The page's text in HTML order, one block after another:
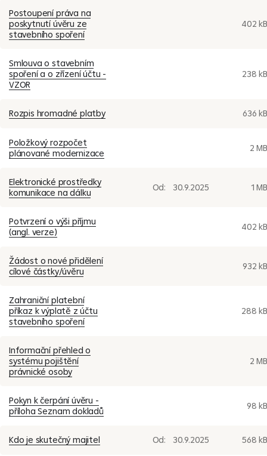
Postoupení práva na
poskytnutí úvěru ze
stavebního spoření
402 kB
Smlouva o stavebním
spoření a o zřízení účtu -
VZOR
238 kB
Rozpis hromadné platby 636 kB
Položkový rozpočet
plánované modernizace
2 MB
Elektronické prostředky
komunikace na dálku
Od: 30.9.2025 1 MB
Potvrzení o výši příjmu
(angl. verze)
402 kB
Žádost o nové přidělení
cílové částky/úvěru
932 kB
Zahraniční platební
příkaz k výplatě z účtu
stavebního spoření
288 kB
Informační přehled o
systému pojištění
právnické osoby
2 MB
Pokyn k čerpání úvěru -
příloha Seznam dokladů
98 kB
Kdo je skutečný majitel Od: 30.9.2025 568 kB